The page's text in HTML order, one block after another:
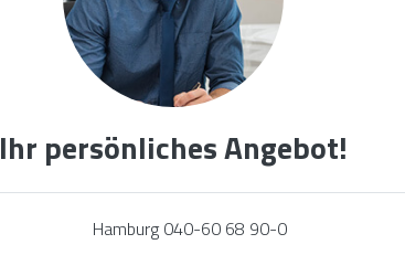
Ihr persönliches Angebot!
Hamburg 040-60 68 90-0